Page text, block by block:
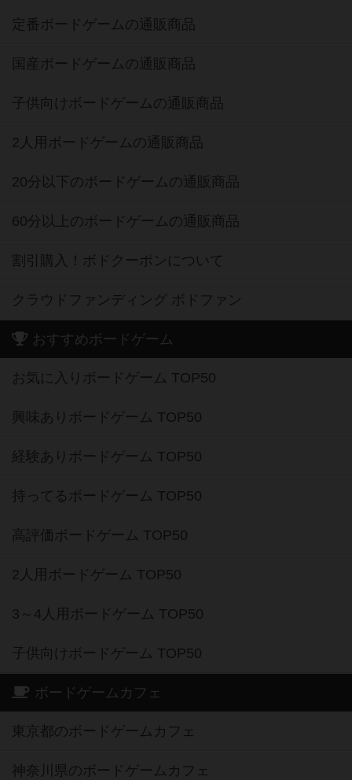
定番ボードゲームの通販商品
国産ボードゲームの通販商品
子供向けボードゲームの通販商品
2人用ボードゲームの通販商品
20分以下のボードゲームの通販商品
60分以上のボードゲームの通販商品
割引購入！ボドクーポンについて
クラウドファンディング ボドファン
おすすめボードゲーム
お気に入りボードゲーム TOP50
興味ありボードゲーム TOP50
経験ありボードゲーム TOP50
持ってるボードゲーム TOP50
高評価ボードゲーム TOP50
2人用ボードゲーム TOP50
3～4人用ボードゲーム TOP50
子供向けボードゲーム TOP50
ボードゲームカフェ
東京都のボードゲームカフェ
神奈川県のボードゲームカフェ